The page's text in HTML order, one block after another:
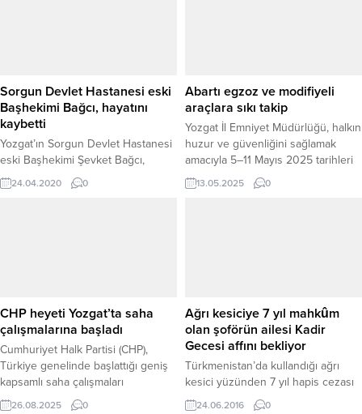
en başarılı 3. milletvekili olarak
halkın takdirini kazandı.
Sorgun Devlet Hastanesi eski
Başhekimi Bağcı, hayatını
kaybetti
Yozgat’ın Sorgun Devlet Hastanesi
eski Başhekimi Şevket Bağcı,
geçirdiği kalp krizi sonrası hayatını
kaybetti. Bağcı’nın cenazesi kılınan
24.04.2020 0
Abartı egzoz ve modifiyeli
araçlara sıkı takip
Yozgat İl Emniyet Müdürlüğü, halkın
huzur ve güvenliğini sağlamak
amacıyla 5–11 Mayıs 2025 tarihleri
arasında il genelinde kapsamlı
denetim ve uygulamalar
Muslubelen Uygulama Noktası’nda
gerçekleştirilen...
13.05.2025 0
CHP heyeti Yozgat’ta saha
çalışmalarına başladı
Cumhuriyet Halk Partisi (CHP),
Türkiye genelinde başlattığı geniş
kapsamlı saha çalışmaları
çerçevesinde Yozgat’ta yerel ve
26.08.2025 0
Ağrı kesiciye 7 yıl mahkûm
olan şoförün ailesi Kadir
Gecesi affını bekliyor
Türkmenistan’da kullandığı ağrı
kesici yüzünden 7 yıl hapis cezası
verilen Yozgatlı kamyon şoförü
24.06.2016 0